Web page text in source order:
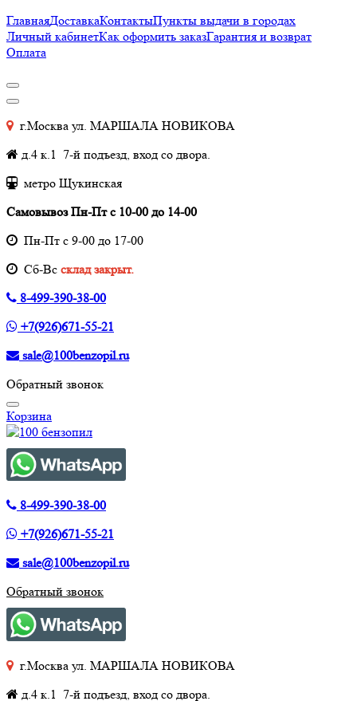
ГлавнаяДоставкаКонтактыПункты выдачи в городах
Личный кабинетКак оформить заказГарантия и возврат
Оплата
г.Москва ул. МАРШАЛА НОВИКОВА
д.4 к.1 7-й подъезд, вход со двора.
метро Щукинская
Самовывоз Пн-Пт с 10-00 до 14-00
Пн-Пт с 9-00 до 17-00
Cб-Вс склад закрыт.
8-499-390-38-00
+7(926)671-55-21
sale@100benzopil.ru
Обратный звонок
Корзина
8-499-390-38-00
+7(926)671-55-21
sale@100benzopil.ru
Обратный звонок
г.Москва ул. МАРШАЛА НОВИКОВА
д.4 к.1 7-й подъезд, вход со двора.